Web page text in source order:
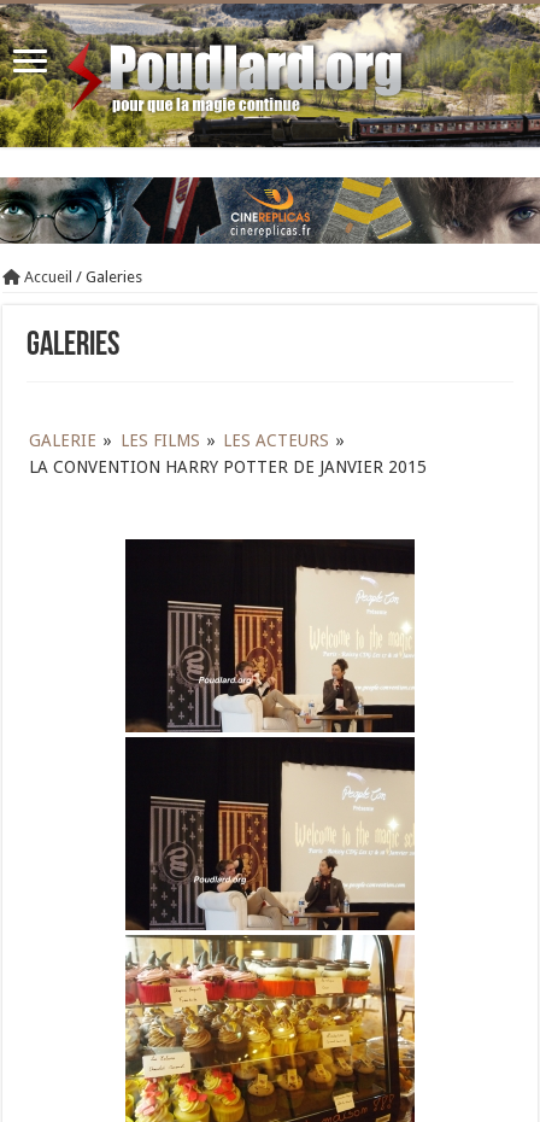
Accueil / Galeries
Galeries
GALERIE » LES FILMS » LES ACTEURS »
LA CONVENTION HARRY POTTER DE JANVIER 2015